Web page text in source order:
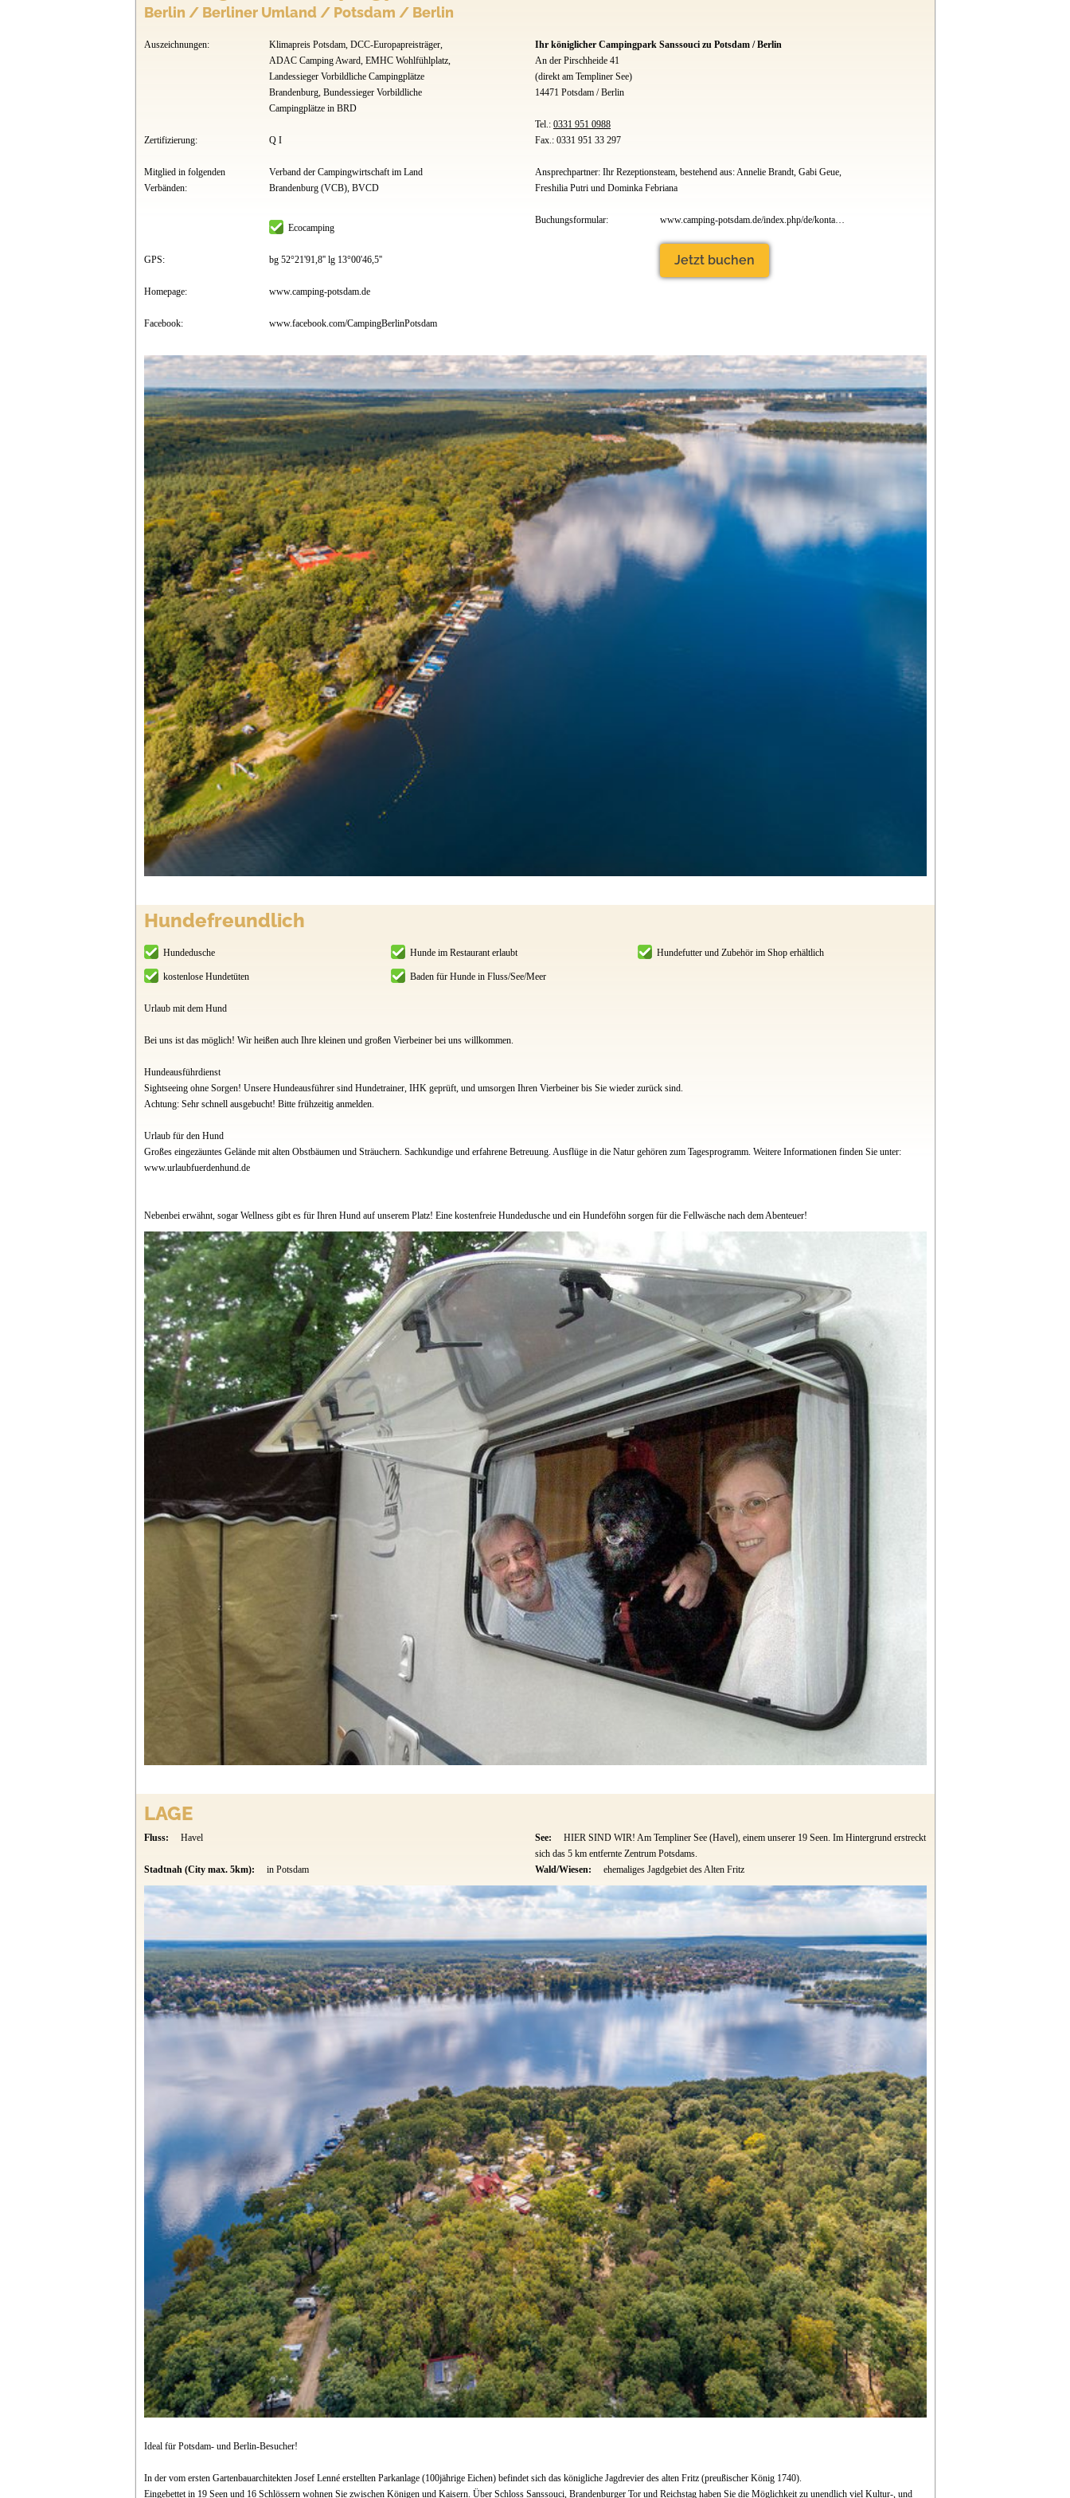
Berlin / Berliner Umland / Potsdam / Berlin
Auszeichnungen:
Klimapreis Potsdam, DCC-Europapreisträger,
ADAC Camping Award, EMHC Wohlfühlplatz,
Landessieger Vorbildliche Campingplätze
Brandenburg, Bundessieger Vorbildliche
Campingplätze in BRD
Zertifizierung: Q I
Mitglied in folgenden
Verbänden:
Verband der Campingwirtschaft im Land
Brandenburg (VCB), BVCD
Ecocamping
GPS: bg 52°21'91,8'' lg 13°00'46,5''
Homepage: www.camping-potsdam.de
Facebook: www.facebook.com/CampingBerlinPotsdam
Ihr königlicher Campingpark Sanssouci zu Potsdam / Berlin
An der Pirschheide 41
(direkt am Templiner See)
14471 Potsdam / Berlin
Tel.: 0331 951 0988
Fax.: 0331 951 33 297
Ansprechpartner: Ihr Rezeptionsteam, bestehend aus: Annelie Brandt, Gabi Geue,
Freshilia Putri und Dominka Febriana
Buchungsformular: www.camping-potsdam.de/index.php/de/kontakt-anfahrt
Jetzt buchen
Hundefreundlich
Hundedusche Hunde im Restaurant erlaubt Hundefutter und Zubehör im Shop erhältlich
kostenlose Hundetüten Baden für Hunde in Fluss/See/Meer
Urlaub mit dem Hund
Bei uns ist das möglich! Wir heißen auch Ihre kleinen und großen Vierbeiner bei uns willkommen.
Hundeausführdienst
Sightseeing ohne Sorgen! Unsere Hundeausführer sind Hundetrainer, IHK geprüft, und umsorgen Ihren Vierbeiner bis Sie wieder zurück sind.
Achtung: Sehr schnell ausgebucht! Bitte frühzeitig anmelden.
Urlaub für den Hund
Großes eingezäuntes Gelände mit alten Obstbäumen und Sträuchern. Sachkundige und erfahrene Betreuung. Ausflüge in die Natur gehören zum Tagesprogramm. Weitere Informationen finden Sie unter:
www.urlaubfuerdenhund.de
Nebenbei erwähnt, sogar Wellness gibt es für Ihren Hund auf unserem Platz! Eine kostenfreie Hundedusche und ein Hundeföhn sorgen für die Fellwäsche nach dem Abenteuer!
LAGE
Fluss: Havel See:
HIER SIND WIR! Am Templiner See (Havel), einem unserer 19 Seen. Im Hintergrund erstreckt
sich das 5 km entfernte Zentrum Potsdams.
Stadtnah (City max. 5km):
in Potsdam Wald/Wiesen: ehemaliges Jagdgebiet des Alten Fritz
Ideal für Potsdam- und Berlin-Besucher!
In der vom ersten Gartenbauarchitekten Josef Lenné erstellten Parkanlage (100jährige Eichen) befindet sich das königliche Jagdrevier des alten Fritz (preußischer König 1740).
Eingebettet in 19 Seen und 16 Schlössern wohnen Sie zwischen Königen und Kaisern. Über Schloss Sanssouci, Brandenburger Tor und Reichstag haben Sie die Möglichkeit zu unendlich viel Kultur-, und